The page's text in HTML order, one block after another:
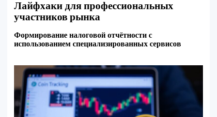
Лайфхаки для профессиональных
участников рынка
Формирование налоговой отчётности с
использованием специализированных сервисов